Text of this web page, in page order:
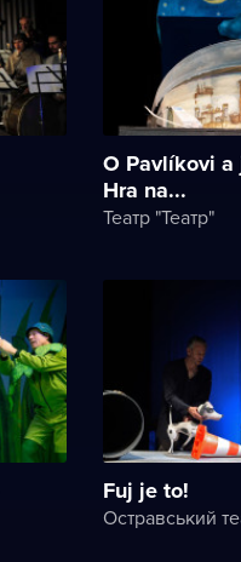
O Pavlíkovi a
Hra na...
Театр "Театр"
Fuj je to!
Остравський